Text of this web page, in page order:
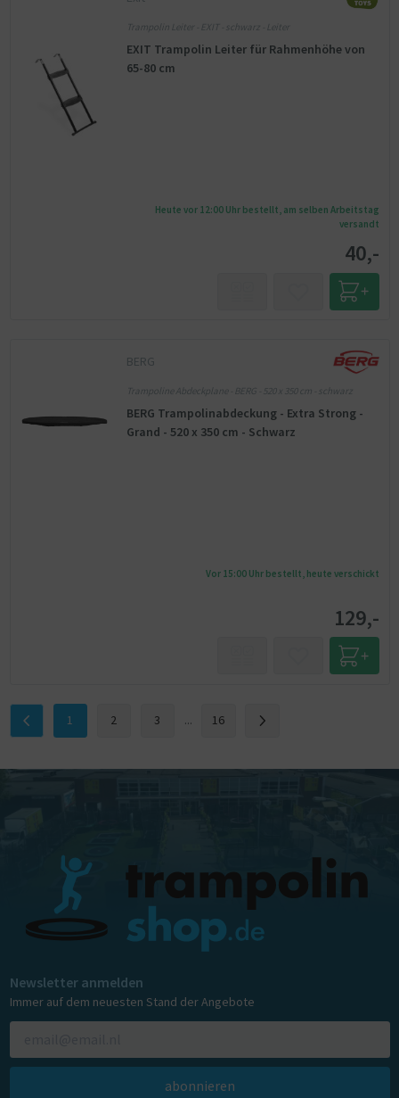
Trampolin Leiter - EXIT - schwarz - Leiter
EXIT Trampolin Leiter für Rahmenhöhe von
65-80 cm
Heute vor 12:00 Uhr bestellt, am selben Arbeitstag
versandt
40,-
BERG
Trampoline Abdeckplane - BERG - 520 x 350 cm - schwarz
BERG Trampolinabdeckung - Extra Strong -
Grand - 520 x 350 cm - Schwarz
Vor 15:00 Uhr bestellt, heute verschickt
129,-
1 2 3 ... 16
Newsletter anmelden
Immer auf dem neuesten Stand der Angebote
abonnieren